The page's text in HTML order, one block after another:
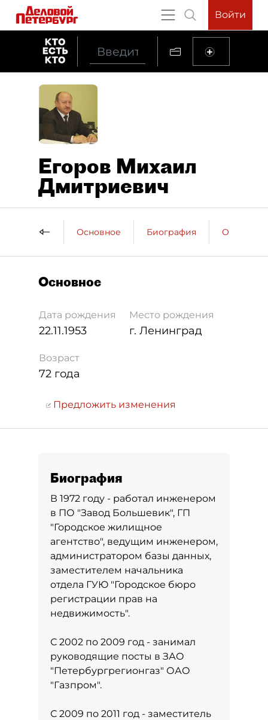
Войти
Егоров Михаил
Дмитриевич
Основное Биография
Основное
Дата рождения
22.11.1953
Место рождения
г. Ленинград
Возраст
72 года
Предложить изменения
Биография
В 1972 году - работал инженером
в ПО "Завод Большевик", ГП
"Городское жилищное
агентство", ведущим инженером,
администратором базы данных,
заместителем начальника
отдела ГУЮ "Городское бюро
регистрации прав на
недвижимость".
С 2002 по 2009 год - занимал
руководящие посты в ЗАО
"Петербургрегионгаз" ОАО
"Газпром".
С 2009 по 2011 год - заместитель